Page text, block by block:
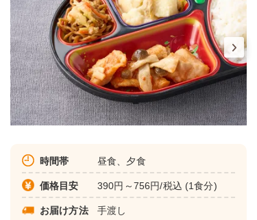
時間帯 昼食、夕食
価格目安 390円～756円/税込 (1食分)
お届け方法 手渡し